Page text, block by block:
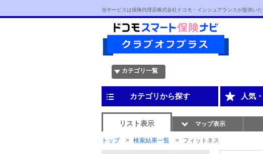
当サービスは保険代理店株式会社ドコモ・インシュアランスが提供いた
カテゴリ一覧
カテゴリから探す 人気
リスト表示 マップ表示
トップ 検索結果一覧 フィットネス